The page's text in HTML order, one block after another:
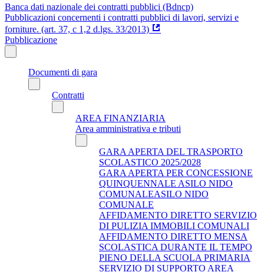
Banca dati nazionale dei contratti pubblici (Bdncp)
Pubblicazioni concernenti i contratti pubblici di lavori, servizi e
forniture. (art. 37, c 1,2 d.lgs. 33/2013)
Pubblicazione
Documenti di gara
Contratti
AREA FINANZIARIA
Area amministrativa e tributi
GARA APERTA DEL TRASPORTO
SCOLASTICO 2025/2028
GARA APERTA PER CONCESSIONE
QUINQUENNALE ASILO NIDO
COMUNALEASILO NIDO
COMUNALE
AFFIDAMENTO DIRETTO SERVIZIO
DI PULIZIA IMMOBILI COMUNALI
AFFIDAMENTO DIRETTO MENSA
SCOLASTICA DURANTE IL TEMPO
PIENO DELLA SCUOLA PRIMARIA
SERVIZIO DI SUPPORTO AREA